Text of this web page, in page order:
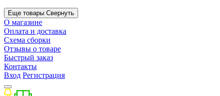
Еще товары Свернуть
О магазине
Оплата и доставка
Схема сборки
Отзывы о товаре
Быстрый заказ
Контакты
Вход Регистрация